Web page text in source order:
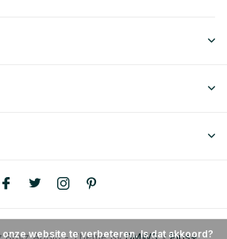
website te verbeteren. Is dat akkoord?